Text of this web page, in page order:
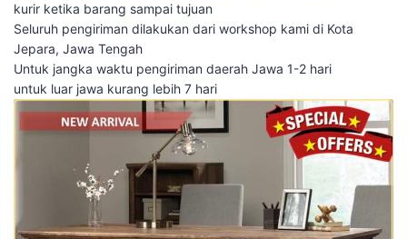
kurir ketika barang sampai tujuan
Seluruh pengiriman dilakukan dari workshop kami di Kota
Jepara, Jawa Tengah
Untuk jangka waktu pengiriman daerah Jawa 1-2 hari
untuk luar jawa kurang lebih 7 hari